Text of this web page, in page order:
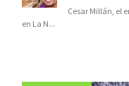
Cesar Millán, el
en La N...